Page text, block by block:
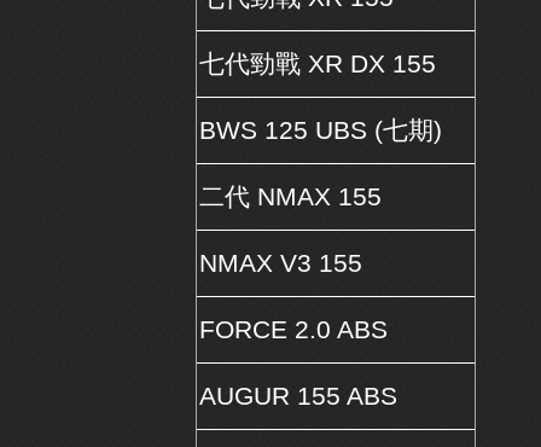
七代勁戰 XR DX 155
BWS 125 UBS (七期)
二代 NMAX 155
NMAX V3 155
FORCE 2.0 ABS
AUGUR 155 ABS